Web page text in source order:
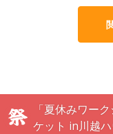
「夏休みワー
ケット in川越